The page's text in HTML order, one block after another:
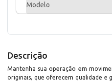
Modelo
Descrição
Mantenha sua operação em
originais, que oferecem qualidade e